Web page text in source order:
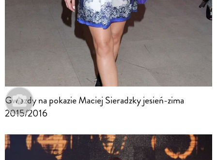
Gwiazdy na pokazie Maciej Sieradzky jesień-zima
2015/2016